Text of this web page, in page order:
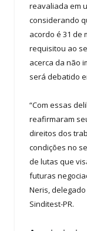
reavaliada em
considerando
acordo é 31 de
requisitou ao
acerca da não
será debatido
“Com essas
reafirmaram
direitos dos
condições no
de lutas que
futuras
Neris,
Sinditest-PR.